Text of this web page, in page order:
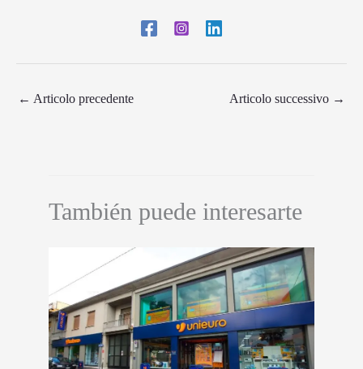
← Articolo precedente Articolo successivo →
También puede interesarte